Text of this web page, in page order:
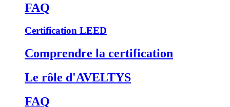
FAQ
Certification LEED
Comprendre la certification
Le rôle d'AVELTYS
FAQ